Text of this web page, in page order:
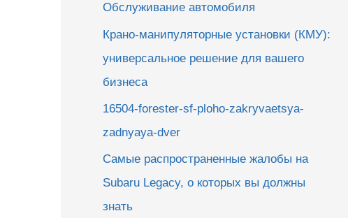
Обслуживание автомобиля
Крано-манипуляторные установки (КМУ):
универсальное решение для вашего
бизнеса
16504-forester-sf-ploho-zakryvaetsya-
zadnyaya-dver
Самые распространенные жалобы на
Subaru Legacy, о которых вы должны
знать